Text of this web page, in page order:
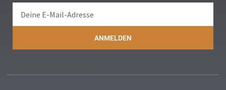
ANMELDEN